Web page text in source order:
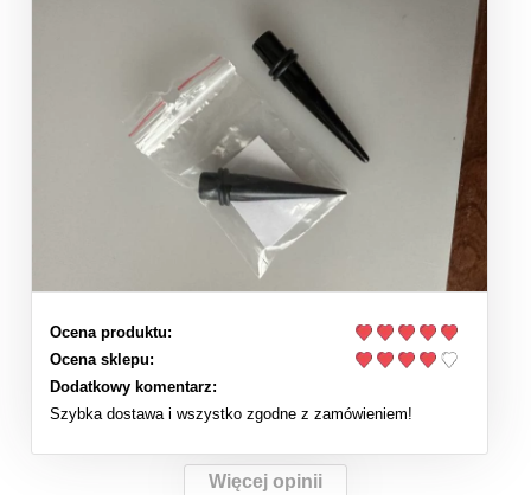
Ocena produktu:
Ocena sklepu:
Dodatkowy komentarz:
Szybka dostawa i wszystko zgodne z zamówieniem!
Więcej opinii